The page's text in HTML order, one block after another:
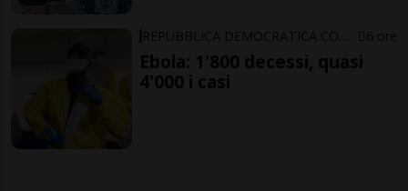
6 ore
Ebola: 1'800 decessi, quasi
4'000 i casi